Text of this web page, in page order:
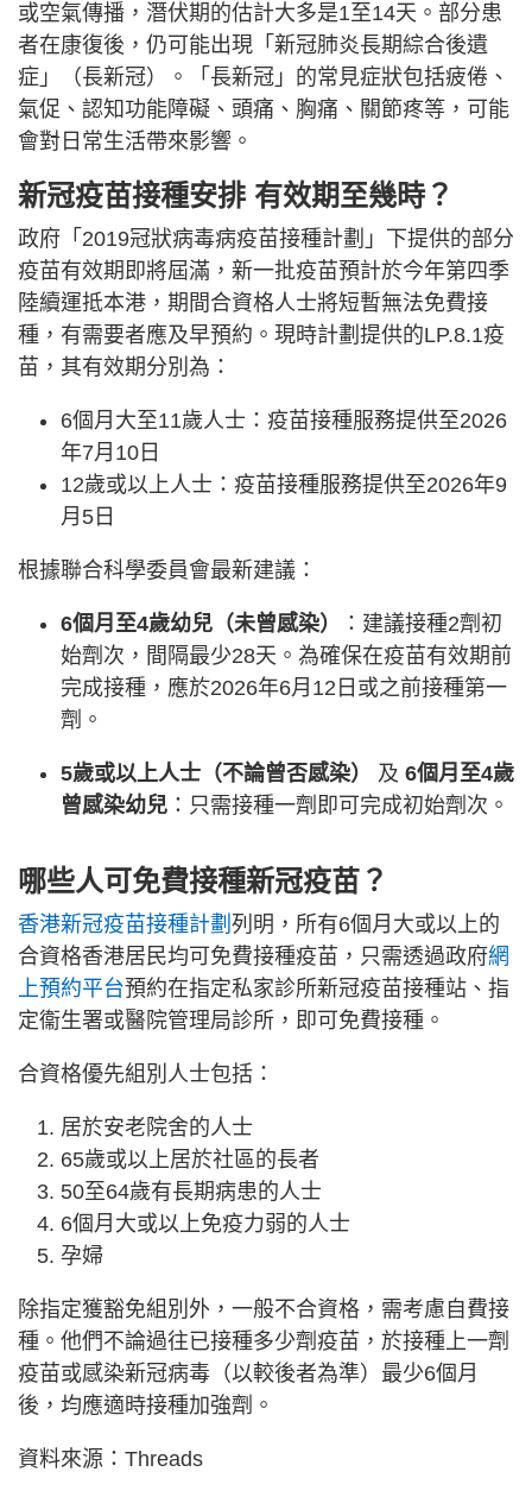
或空氣傳播，潛伏期的估計大多是1至14天。部分患
者在康復後，仍可能出現「新冠肺炎長期綜合後遺
症」（長新冠）。「長新冠」的常見症狀包括疲倦、
氣促、認知功能障礙、頭痛、胸痛、關節疼等，可能
會對日常生活帶來影響。
新冠疫苗接種安排 有效期至幾時？
政府「2019冠狀病毒病疫苗接種計劃」下提供的部分
疫苗有效期即將屆滿，新一批疫苗預計於今年第四季
陸續運抵本港，期間合資格人士將短暫無法免費接
種，有需要者應及早預約。現時計劃提供的LP.8.1疫
苗，其有效期分別為：
6個月大至11歲人士：疫苗接種服務提供至2026
年7月10日
12歲或以上人士：疫苗接種服務提供至2026年9
月5日
根據聯合科學委員會最新建議：
6個月至4歲幼兒（未曾感染）
：建議接種2劑初
始劑次，間隔最少28天。為確保在疫苗有效期前
完成接種，應於2026年6月12日或之前接種第一
劑。
5歲或以上人士（不論曾否感染） 及 6個月至4歲
曾感染幼兒 ：只需接種一劑即可完成初始劑次。
哪些人可免費接種新冠疫苗？
香港新冠疫苗接種計劃 列明，所有6個月大或以上的
合資格香港居民均可免費接種疫苗，只需透過政府網
上預約平台預約在指定私家診所新冠疫苗接種站、指
定衞生署或醫院管理局診所，即可免費接種。
合資格優先組別人士包括：
居於安老院舍的人士
65歲或以上居於社區的長者
50至64歲有長期病患的人士
6個月大或以上免疫力弱的人士
孕婦
除指定獲豁免組別外，一般不合資格，需考慮自費接
種。他們不論過往已接種多少劑疫苗，於接種上一劑
疫苗或感染新冠病毒（以較後者為準）最少6個月
後，均應適時接種加強劑。
資料來源：Threads